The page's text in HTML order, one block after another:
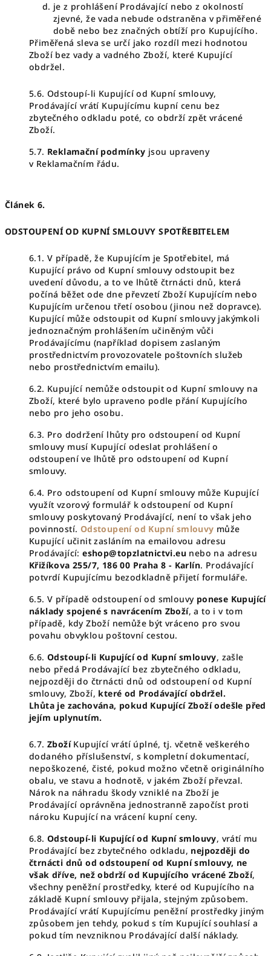
je z prohlášení Prodávající nebo z okolností
zjevné, že vada nebude odstraněna v přiměřené
době nebo bez značných obtíží pro Kupujícího.
Přiměřená sleva se určí jako rozdíl mezi hodnotou
Zboží bez vady a vadného Zboží, které Kupující
obdržel.
5.6. Odstoupí-li Kupující od Kupní smlouvy,
Prodávající vrátí Kupujícímu kupní cenu bez
zbytečného odkladu poté, co obdrží zpět vrácené
Zboží.
5.7. Reklamační podmínky jsou upraveny
v Reklamačním řádu.
Článek 6.
ODSTOUPENÍ OD KUPNÍ SMLOUVY SPOTŘEBITELEM
6.1. V případě, že Kupujícím je Spotřebitel, má
Kupující právo od Kupní smlouvy odstoupit bez
uvedení důvodu, a to ve lhůtě čtrnácti dnů, která
počíná běžet ode dne převzetí Zboží Kupujícím nebo
Kupujícím určenou třetí osobou (jinou než dopravce).
Kupující může odstoupit od Kupní smlouvy jakýmkoli
jednoznačným prohlášením učiněným vůči
Prodávajícímu (například dopisem zaslaným
prostřednictvím provozovatele poštovních služeb
nebo prostřednictvím emailu).
6.2. Kupující nemůže odstoupit od Kupní smlouvy na
Zboží, které bylo upraveno podle přání Kupujícího
nebo pro jeho osobu.
6.3. Pro dodržení lhůty pro odstoupení od Kupní
smlouvy musí Kupující odeslat prohlášení o
odstoupení ve lhůtě pro odstoupení od Kupní
smlouvy.
6.4. Pro odstoupení od Kupní smlouvy může Kupující
využít vzorový formulář k odstoupení od Kupní
smlouvy poskytovaný Prodávající, není to však jeho
povinností. Odstoupení od Kupní smlouvy může
Kupující učinit zasláním na emailovou adresu
Prodávající:eshop@topzlatnictvi.eu nebo na adresu
Křižíkova 255/7, 186 00 Praha 8 - Karlín. Prodávající
potvrdí Kupujícímu bezodkladně přijetí formuláře.
6.5. V případě odstoupení od smlouvy ponese Kupující
náklady spojené s navrácením Zboží, a to i v tom
případě, kdy Zboží nemůže být vráceno pro svou
povahu obvyklou poštovní cestou.
6.6. Odstoupí-li Kupující od Kupní smlouvy, zašle
nebo předá Prodávající bez zbytečného odkladu,
nejpozději do čtrnácti dnů od odstoupení od Kupní
smlouvy, Zboží, které od Prodávající obdržel.
Lhůta je zachována, pokud Kupující Zboží odešle před
jejím uplynutím.
6.7. ZbožíKupující vrátí úplné, tj. včetně veškerého
dodaného příslušenství, s kompletní dokumentací,
nepoškozené, čisté, pokud možno včetně originálního
obalu, ve stavu a hodnotě, v jakém Zboží převzal.
Nárok na náhradu škody vzniklé na Zboží je
Prodávající oprávněna jednostranně započíst proti
nároku Kupující na vrácení kupní ceny.
6.8. Odstoupí-li Kupující od Kupní smlouvy, vrátí mu
Prodávající bez zbytečného odkladu, nejpozději do
čtrnácti dnů od odstoupení od Kupní smlouvy, ne
však dříve, než obdrží od Kupujícího vrácené Zboží,
všechny peněžní prostředky, které od Kupujícího na
základě Kupní smlouvy přijala, stejným způsobem.
Prodávající vrátí Kupujícímu peněžní prostředky jiným
způsobem jen tehdy, pokud s tím Kupující souhlasí a
pokud tím nevzniknou Prodávající další náklady.